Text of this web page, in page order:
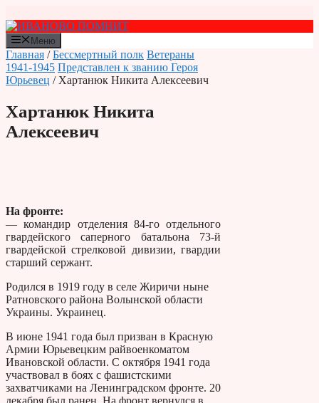
к
содержимому
Меню
Главная /Бессмертный полк Ветераны
1941-1945 Представлен к званию Героя
Юрьевец / Хартанюк Никита Алексеевич
Хартанюк Никита
Алексеевич
На фронте:
— командир отделения 84-го отдельного
гвардейского саперного батальона 73-й
гвардейской стрелковой дивизии, гвардии
старший сержант.
Родился в 1919 году в селе Жиричи ныне
Ратновского района Волынской области
Украины. Украинец.
В июне 1941 года был призван в Красную
Армии Юрьевецким райвоенкоматом
Ивановской области. С октября 1941 года
участвовал в боях с фашистскими
захватчиками на Ленинградском фронте. 20
декабря был ранен. На фронт вернулся в